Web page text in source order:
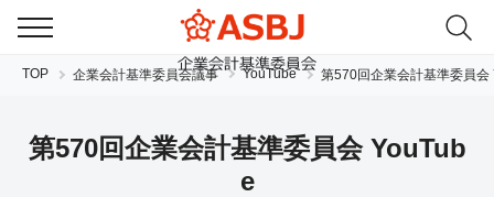
TOP 企業会計基準委員会議事 YouTube 第570回企業会計基準委員会
第570回企業会計基準委員会 YouTub
e